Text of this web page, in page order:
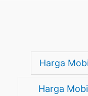
Harga
Harga